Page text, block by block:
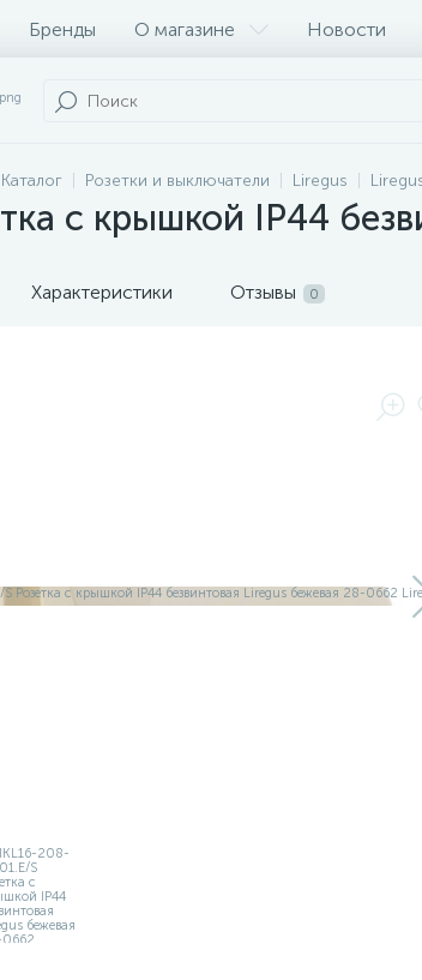
Бренды О магазине Новости
Каталог Розетки и выключатели Liregus
с крышкой IP44
Характеристики Отзывы 0